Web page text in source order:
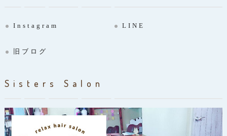
Instagram LINE
旧ブログ
Sisters Salon